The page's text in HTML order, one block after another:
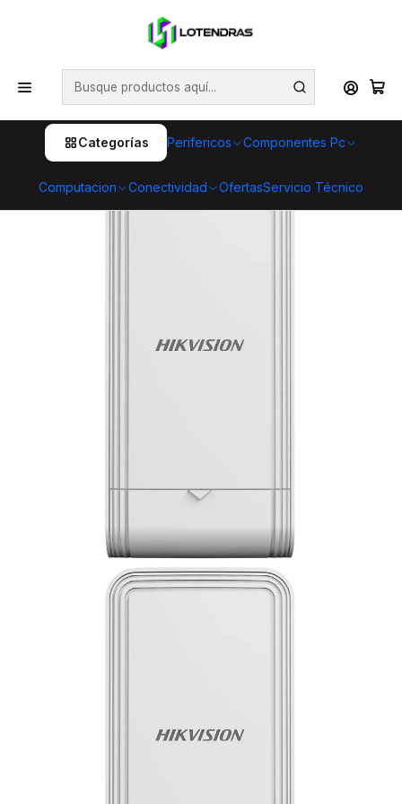
Categorías Perifericos Componentes Pc
Computacion Conectividad OfertasServicio Técnico
💥 ¡Compra HOY y retira GRATIS en tienda! 🏪🚀 Además,
aprovecha cientos de productos con Despacho Gratis 🛒📦
¡No dejes pasar esta oportunidad! 🔥
Inicio Conectividad
Redes inalámbricas
Bridge Inalámbrico Hikvision DS-3WF02C-5AC/O Gigabit